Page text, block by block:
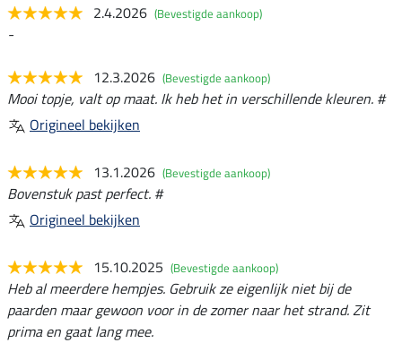
2.4.2026 (Bevestigde aankoop)
-
12.3.2026 (Bevestigde aankoop)
Mooi topje, valt op maat. Ik heb het in verschillende kleuren. #
Origineel bekijken
13.1.2026 (Bevestigde aankoop)
Bovenstuk past perfect. #
Origineel bekijken
15.10.2025 (Bevestigde aankoop)
Heb al meerdere hempjes. Gebruik ze eigenlijk niet bij de
paarden maar gewoon voor in de zomer naar het strand. Zit
prima en gaat lang mee.